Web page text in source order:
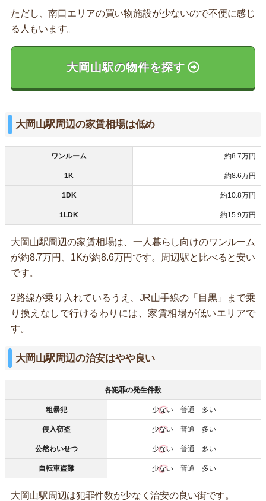
ただし、南口エリアの買い物施設が少ないので不便に感じ
る人もいます。
大岡山駅の物件を探す
大岡山駅周辺の家賃相場は低め
ワンルーム 約8.7万円
1K 約8.6万円
1DK 約10.8万円
1LDK 約15.9万円
大岡山駅周辺の家賃相場は、一人暮らし向けのワンルーム
が約8.7万円、1Kが約8.6万円です。周辺駅と比べると安い
です。
2路線が乗り入れているうえ、JR山手線の「目黒」まで乗
り換えなしで行けるわりには、家賃相場が低いエリアで
す。
大岡山駅周辺の治安はやや良い
各犯罪の発生件数
粗暴犯 少ない 普通 多い
侵入窃盗 少ない 普通 多い
公然わいせつ 少ない 普通 多い
自転車盗難 少ない 普通 多い
大岡山駅周辺は犯罪件数が少なく治安の良い街です。